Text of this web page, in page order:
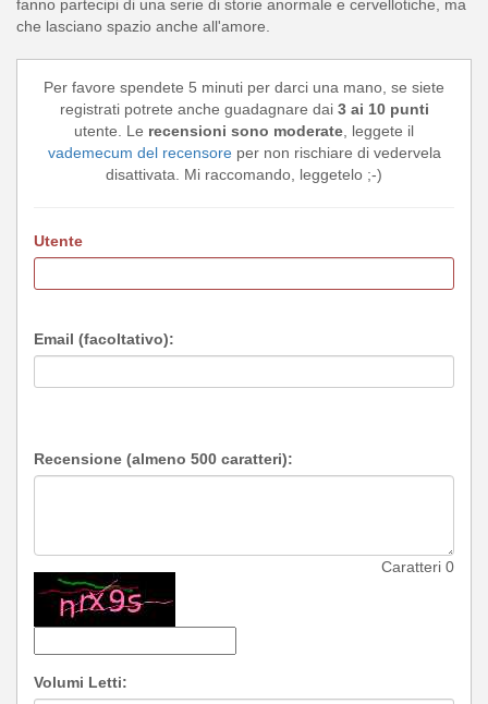
fanno partecipi di una serie di storie anormale e cervellotiche, ma
che lasciano spazio anche all'amore.
Per favore spendete 5 minuti per darci una mano, se siete
registrati potrete anche guadagnare dai 3 ai 10 punti
utente. Le recensioni sono moderate, leggete il
vademecum del recensoreper non rischiare di vedervela
disattivata. Mi raccomando, leggetelo ;-)
Utente
Email (facoltativo):
Recensione (almeno 500 caratteri):
Caratteri 0
Volumi Letti: